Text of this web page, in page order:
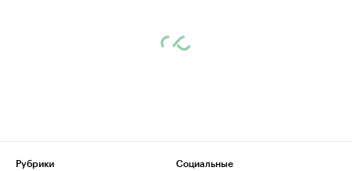
Рубрики
Социальные